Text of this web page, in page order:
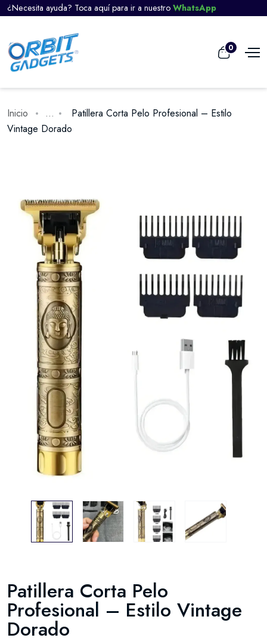
¿Necesita ayuda? Toca aquí para ir a nuestro WhatsApp
0
Inicio ...
Patillera Corta Pelo Profesional – Estilo
Vintage Dorado
Patillera Corta Pelo
Profesional – Estilo Vintage
Dorado